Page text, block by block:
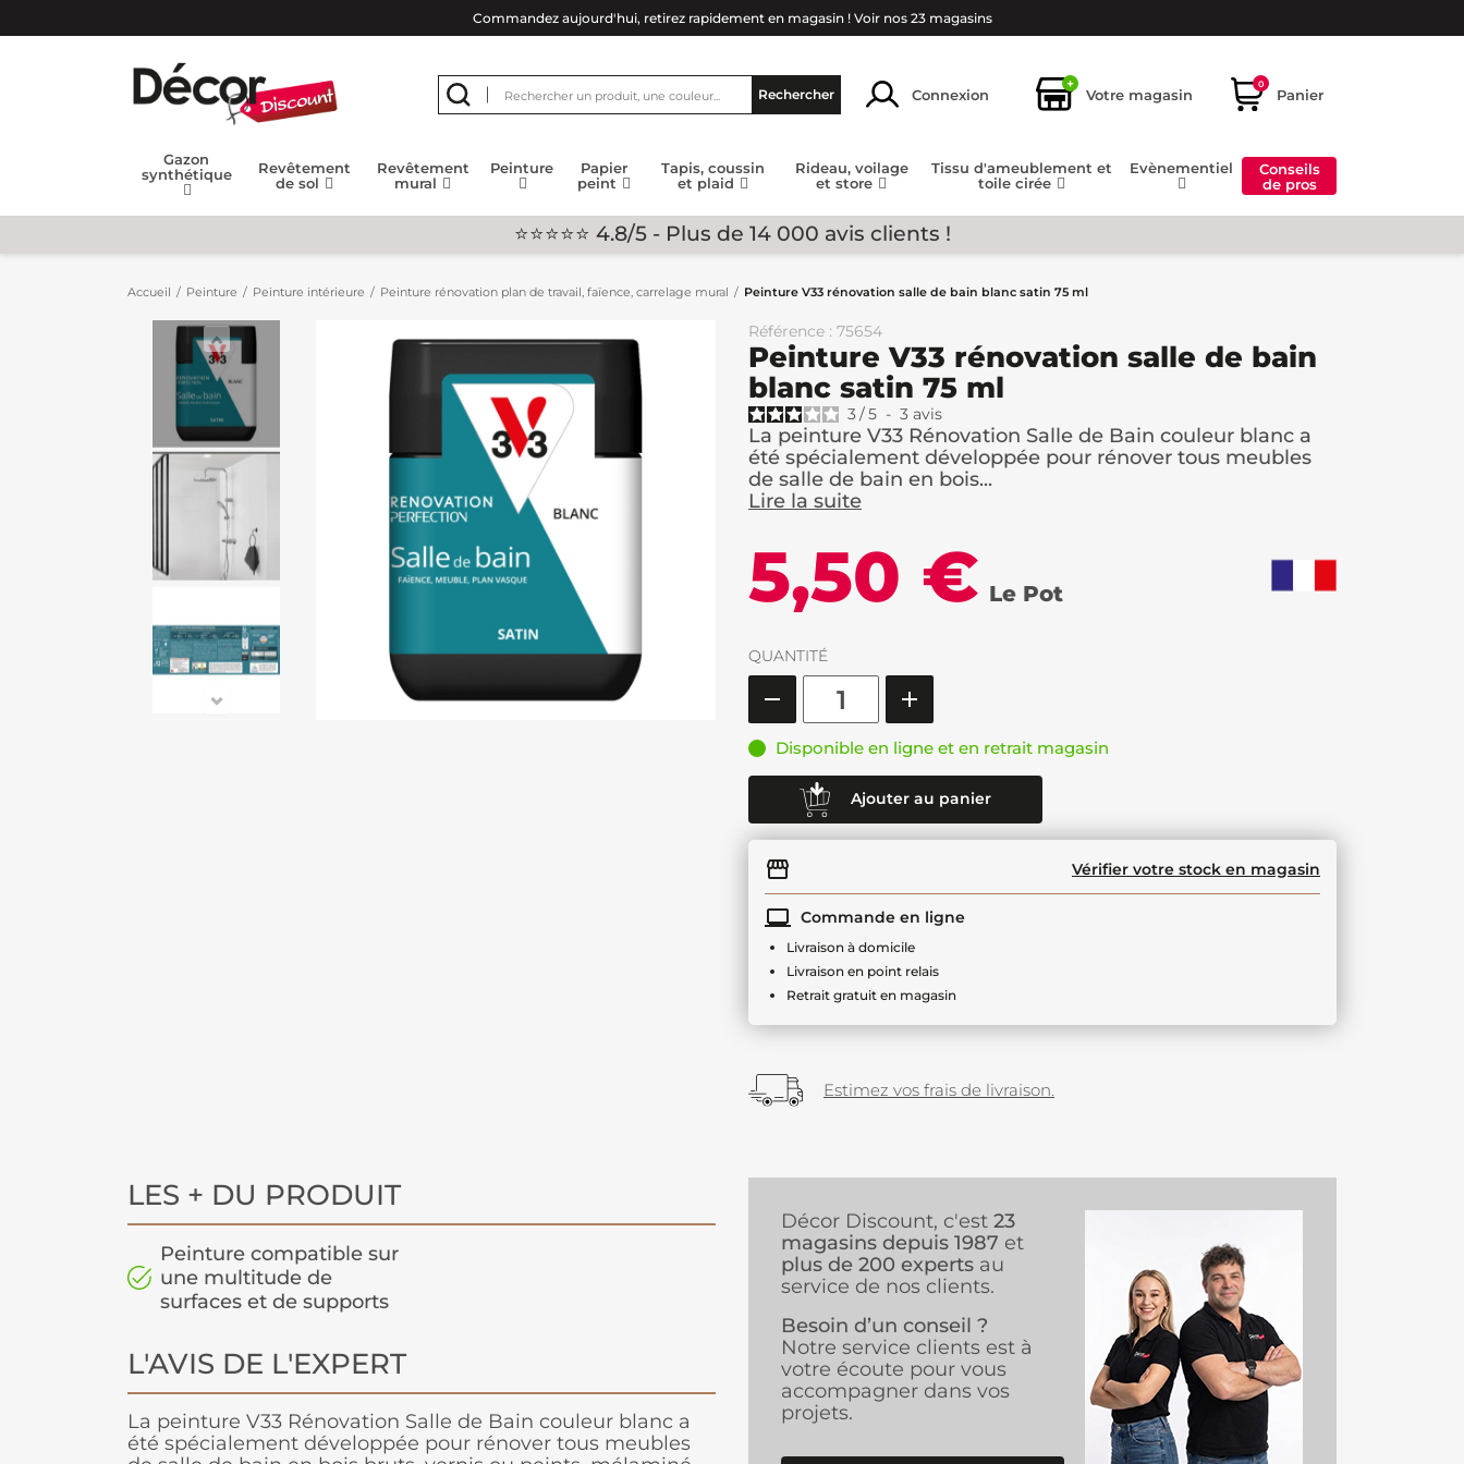
Commandez aujourd'hui, retirez rapidement en magasin ! Voir nos 23 magasins
Rechercher Connexion
+
Votre magasin
0
Panier
Gazon
synthétique
Revêtement
de sol
Revêtement
mural
Peinture
Papier
peint
Tapis, coussin
et plaid
Rideau, voilage
et store
Tissu d'ameublement et
toile cirée
Evènementiel
Conseils
de pros
⭐⭐⭐⭐⭐ 4.8/5 - Plus de 14 000 avis clients !
Accueil Peinture Peinture intérieure Peinture rénovation plan de travail, faïence, carrelage mural Peinture V33 rénovation salle de bain blanc satin 75 ml
Référence : 75654
Peinture V33 rénovation salle de bain
blanc satin 75 ml
3/5 - 3 avis
La peinture V33 Rénovation Salle de Bain couleur blanc a
été spécialement développée pour rénover tous meubles
de salle de bain en bois...
Lire la suite
5,50 € Le Pot
QUANTITÉ
Disponible en ligne et en retrait magasin
Ajouter au panier
Vérifier votre stock en magasin
Commande en ligne
Livraison à domicile
Livraison en point relais
Retrait gratuit en magasin
Estimez vos frais de livraison.
LES + DU PRODUIT
Peinture compatible sur
une multitude de
surfaces et de supports
L'AVIS DE L'EXPERT
La peinture V33 Rénovation Salle de Bain couleur blanc a
été spécialement développée pour rénover tous meubles
Décor Discount, c'est 23
magasins depuis 1987 et
plus de 200 experts au
service de nos clients.
Besoin d’un conseil ?
Notre service clients est à
votre écoute pour vous
accompagner dans vos
projets.